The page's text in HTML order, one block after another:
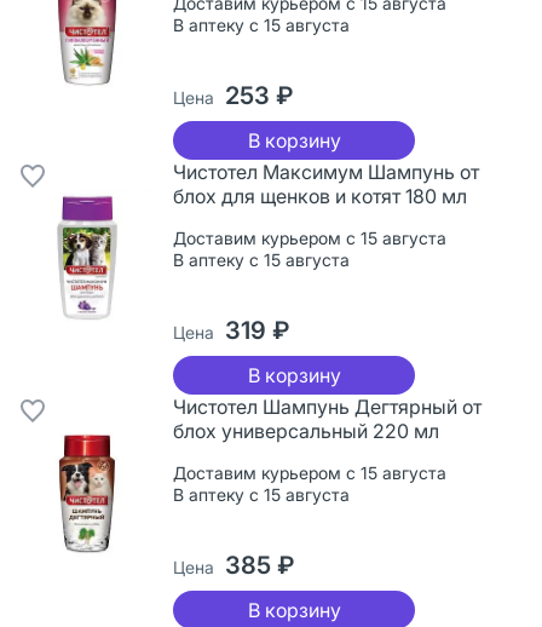
В аптеку с 15 августа
Цена 253 ₽
В корзину
Чистотел Максимум Шампунь от
блох для щенков и котят 180 мл
Доставим курьером с 15 августа
В аптеку с 15 августа
Цена 319 ₽
В корзину
Чистотел Шампунь Дегтярный от
блох универсальный 220 мл
Доставим курьером с 15 августа
В аптеку с 15 августа
Цена 385 ₽
В корзину